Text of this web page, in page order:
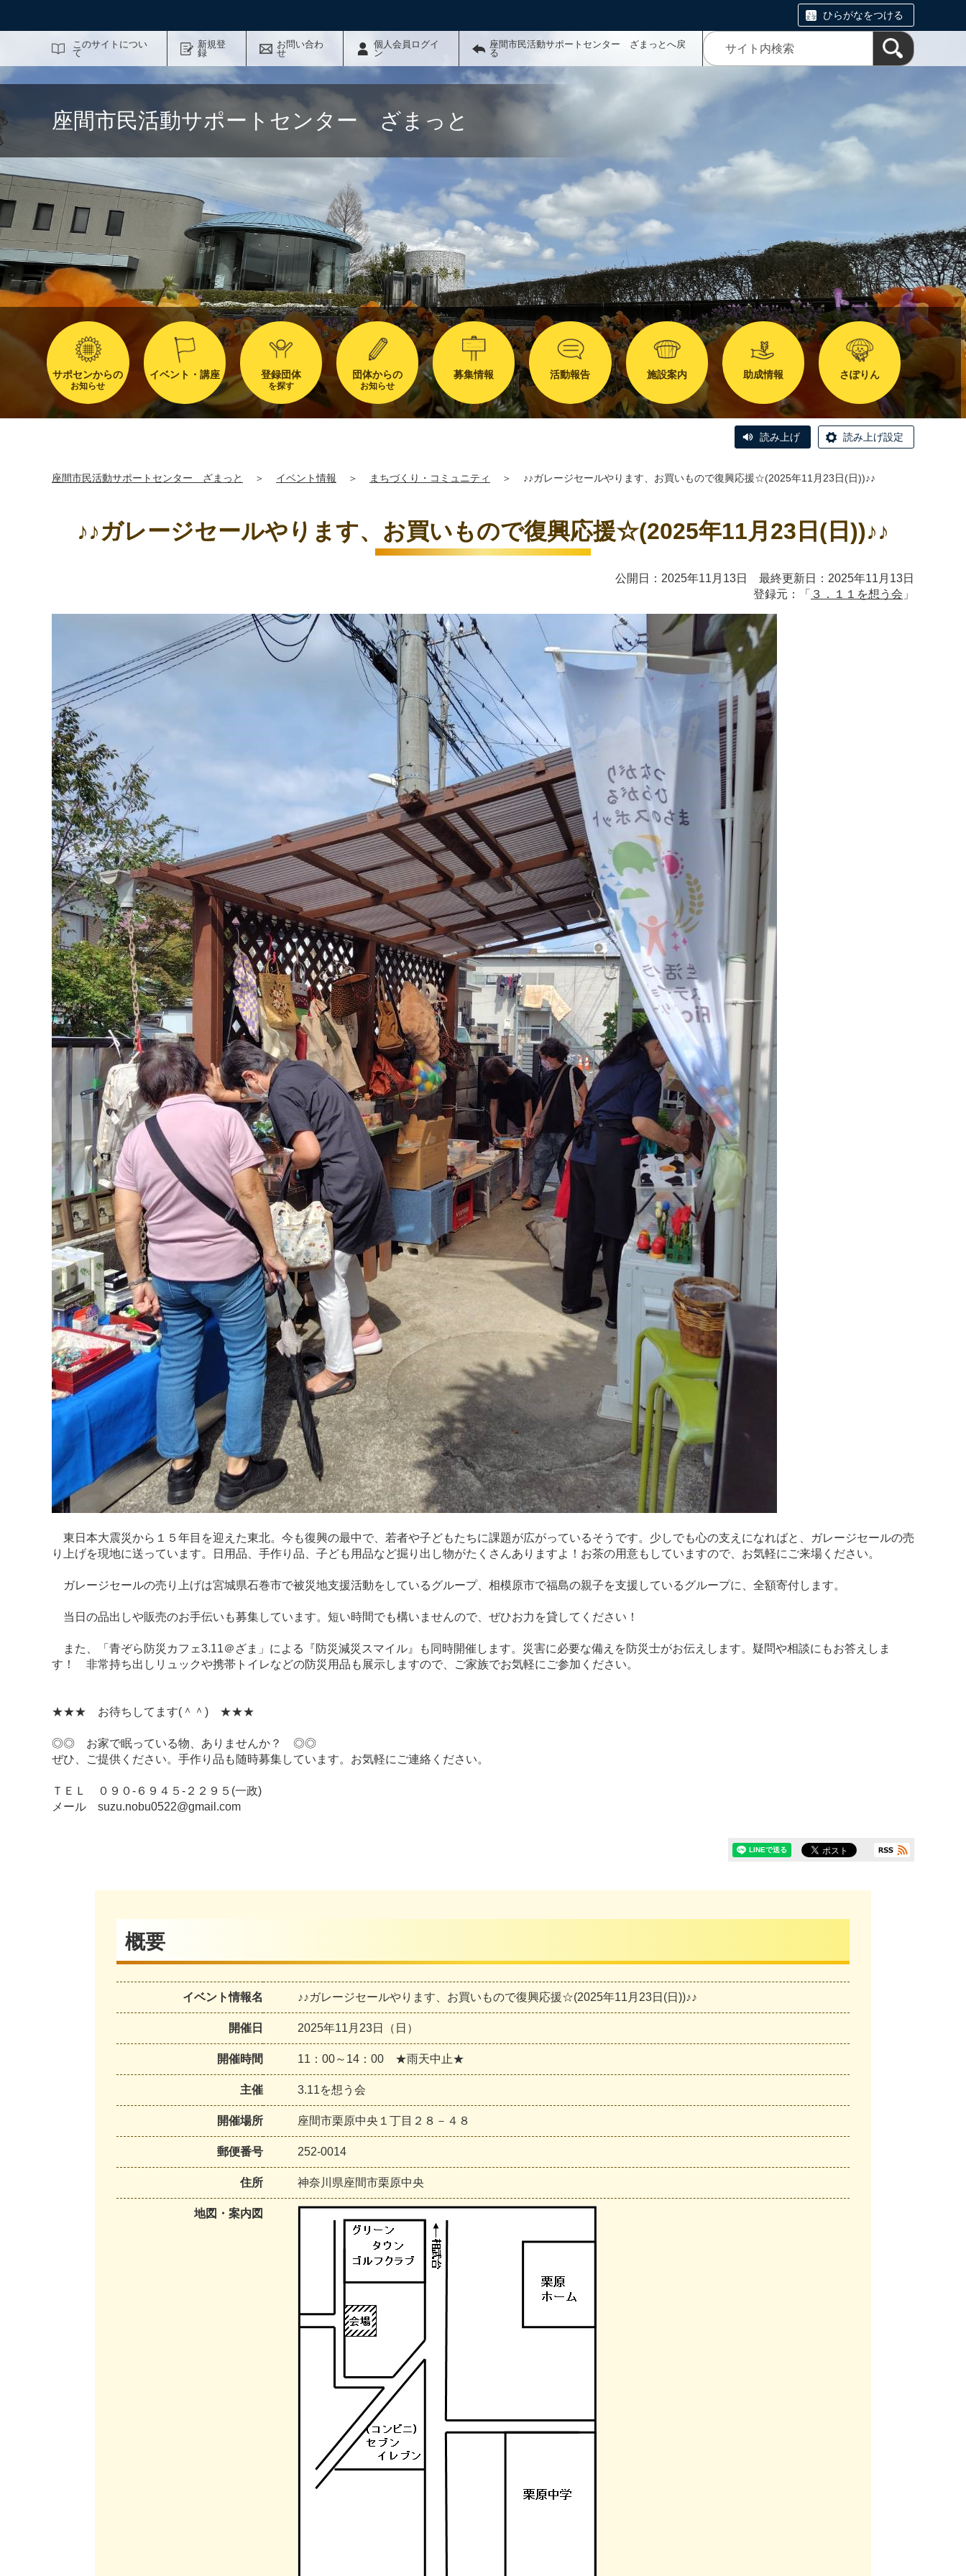
ひらがなをつける
このサイトについ
て
新規登
録
お問い合わ
せ
個人会員ログイ
ン
座間市民活動サポートセンター ざまっとへ戻
る
座間市民活動サポートセンター ざまっと
サポセンからの
お知らせ
イベント・講座 登録団体
を探す
団体からの
お知らせ
募集情報 活動報告 施設案内 助成情報 さぽりん
読み上げ 読み上げ設定
座間市民活動サポートセンター ざまっと ＞ イベント情報 ＞ まちづくり・コミュニティ ＞ ♪♪ガレージセールやります、お買いもので復興応援☆(2025年11月23日(日))♪♪
♪♪ガレージセールやります、お買いもので復興応援☆(2025年11月23日(日))♪♪
公開日：2025年11月13日 最終更新日：2025年11月13日
登録元：「 ３．１１を想う会 」
東日本大震災から１５年目を迎えた東北。今も復興の最中で、若者や子どもたちに課題が広がっているそうです。少しでも心の支えになればと、ガレージセールの売
り上げを現地に送っています。日用品、手作り品、子ども用品など掘り出し物がたくさんありますよ！お茶の用意もしていますので、お気軽にご来場ください。
ガレージセールの売り上げは宮城県石巻市で被災地支援活動をしているグループ、相模原市で福島の親子を支援しているグループに、全額寄付します。
当日の品出しや販売のお手伝いも募集しています。短い時間でも構いませんので、ぜひお力を貸してください！
また、「青ぞら防災カフェ3.11＠ざま」による『防災減災スマイル』も同時開催します。災害に必要な備えを防災士がお伝えします。疑問や相談にもお答えしま
す！ 非常持ち出しリュックや携帯トイレなどの防災用品も展示しますので、ご家族でお気軽にご参加ください。
★★★ お待ちしてます(＾＾) ★★★
◎◎ お家で眠っている物、ありませんか？ ◎◎
ぜひ、ご提供ください。手作り品も随時募集しています。お気軽にご連絡ください。
ＴＥＬ ０９０-６９４５-２２９５(一政)
メール suzu.nobu0522@gmail.com
概要
イベント情報名 ♪♪ガレージセールやります、お買いもので復興応援☆(2025年11月23日(日))♪♪
開催日 2025年11月23日（日）
開催時間 11：00～14：00 ★雨天中止★
主催 3.11を想う会
開催場所 座間市栗原中央１丁目２８－４８
郵便番号 252-0014
住所 神奈川県座間市栗原中央
地図・案内図